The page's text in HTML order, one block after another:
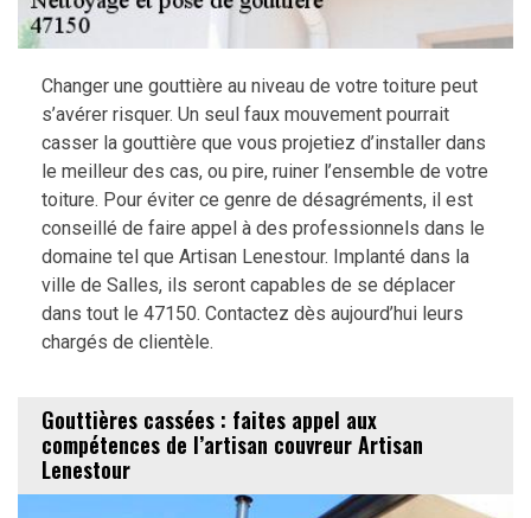
Changer une gouttière au niveau de votre toiture peut
s’avérer risquer. Un seul faux mouvement pourrait
casser la gouttière que vous projetiez d’installer dans
le meilleur des cas, ou pire, ruiner l’ensemble de votre
toiture. Pour éviter ce genre de désagréments, il est
conseillé de faire appel à des professionnels dans le
domaine tel que Artisan Lenestour. Implanté dans la
ville de Salles, ils seront capables de se déplacer
dans tout le 47150. Contactez dès aujourd’hui leurs
chargés de clientèle.
Gouttières cassées : faites appel aux
compétences de l’artisan couvreur Artisan
Lenestour